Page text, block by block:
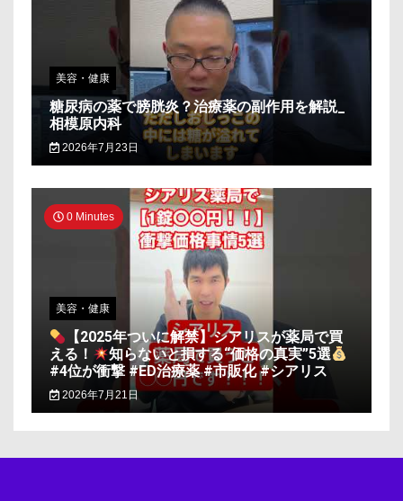
美容・健康
糖尿病の薬で膀胱炎？治療薬の副作用を解説_
相模原内科
2026年7月23日
0 Minutes
美容・健康
【2025年ついに解禁】シアリスが薬局で買
える！
知らないと損する“価格の真実”5選
#4位が衝撃 #ED治療薬 #市販化 #シアリス
2026年7月21日